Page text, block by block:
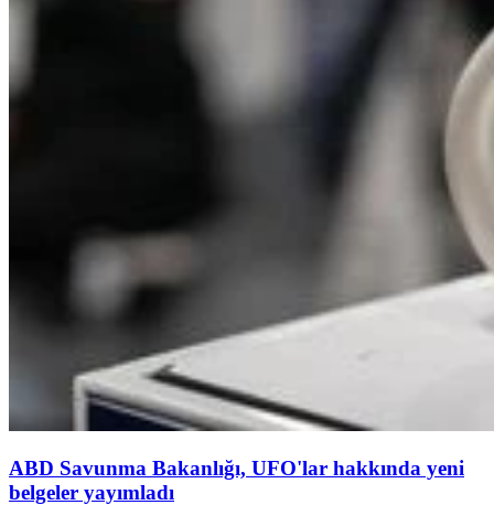
ABD Savunma Bakanlığı, UFO'lar hakkında yeni
belgeler yayımladı